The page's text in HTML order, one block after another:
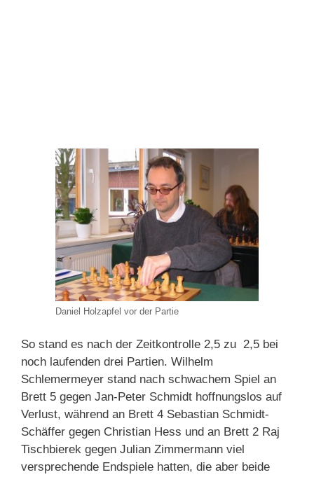
Daniel Holzapfel vor der Partie
So stand es nach der Zeitkontrolle 2,5 zu 2,5 bei
noch laufenden drei Partien. Wilhelm
Schlemermeyer stand nach schwachem Spiel an
Brett 5 gegen Jan-Peter Schmidt hoffnungslos auf
Verlust, während an Brett 4 Sebastian Schmidt-
Schäffer gegen Christian Hess und an Brett 2 Raj
Tischbierek gegen Julian Zimmermann viel
versprechende Endspiele hatten, die aber beide